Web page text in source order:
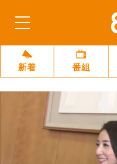
新着 番組